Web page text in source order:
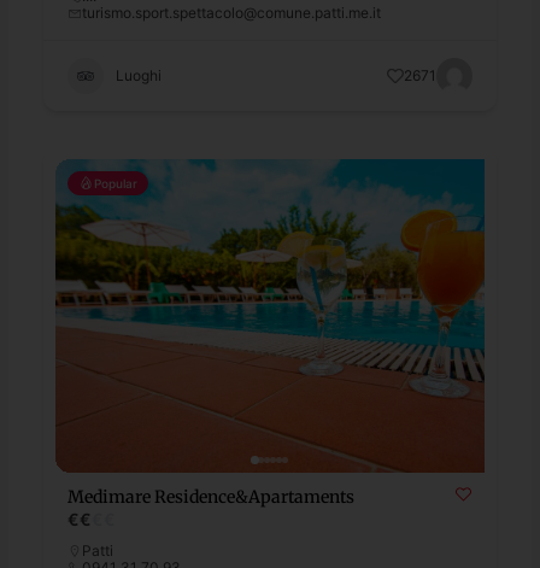
turismo.sport.spettacolo@comune.patti.me.it
Luoghi 2671
Popular
Medimare Residence&Apartaments
€€
Patti